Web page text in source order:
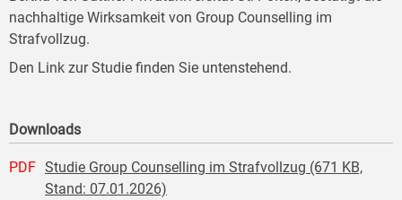
nachhaltige Wirksamkeit von Group Counselling im
Strafvollzug.
Den Link zur Studie finden Sie untenstehend.
Downloads
PDF Studie Group Counselling im Strafvollzug (671 KB,
Stand: 07.01.2026)